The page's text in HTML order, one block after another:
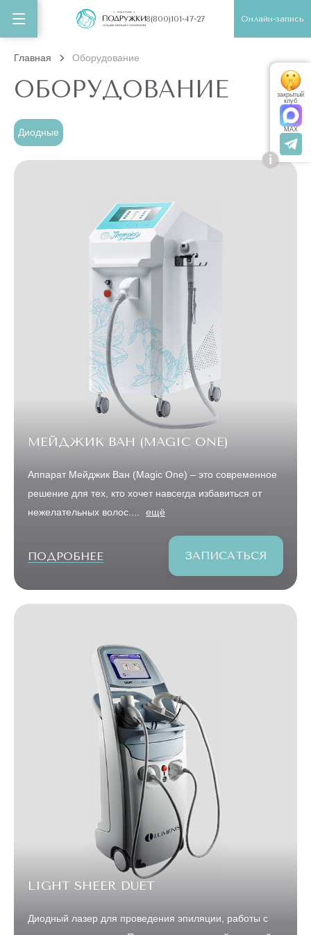
8(800)101-47-27 Онлайн-запись
Главная Оборудование
ОБОРУДОВАНИЕ
Диодные
МЕЙДЖИК ВАН (MAGIC ONE)
Аппарат Мейджик Ван (Magic One) – это современное
решение для тех, кто хочет навсегда избавиться от
нежелательных волос....
ещё
ПОДРОБНЕЕ ЗАПИСАТЬСЯ
LIGHT SHEER DUET
Диодный лазер для проведения эпиляции, работы с
i
закрытый
клуб
MAX